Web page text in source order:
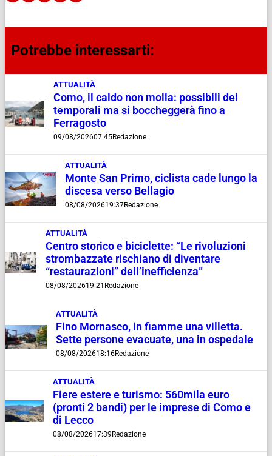
Potrebbe interessarti:
ATTUALITÀ
Como, il caldo non molla: possibili dei
temporali ma si boccheggerà fino a
Ferragosto
09/08/202607:45Redazione
ATTUALITÀ
Monte San Primo, ciclista cade lungo la
discesa verso Bellagio
08/08/202619:37Redazione
ATTUALITÀ
Centro storico e biciclette: “Le rivoluzioni
strombazzate rischiano di diventare
“restaurazioni” dell’inefficienza”
08/08/202619:21 Redazione
ATTUALITÀ
Fino Mornasco, in fiamme una villetta.
Sette persone evacuate, una in ospedale
08/08/202618:16Redazione
ATTUALITÀ
Fiere estere e turismo: 560mila euro
(pronti 2 bandi) per le imprese di Como e
di Lecco
08/08/202617:39 Redazione